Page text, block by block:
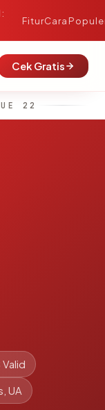
FiturCara
Cek Gratis
22
Valid
UA